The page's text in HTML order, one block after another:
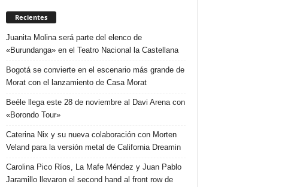
Recientes
Juanita Molina será parte del elenco de
«Burundanga» en el Teatro Nacional la Castellana
Bogotá se convierte en el escenario más grande de
Morat con el lanzamiento de Casa Morat
Beéle llega este 28 de noviembre al Davi Arena con
«Borondo Tour»
Caterina Nix y su nueva colaboración con Morten
Veland para la versión metal de California Dreamin
Carolina Pico Ríos, La Mafe Méndez y Juan Pablo
Jaramillo llevaron el second hand al front row de